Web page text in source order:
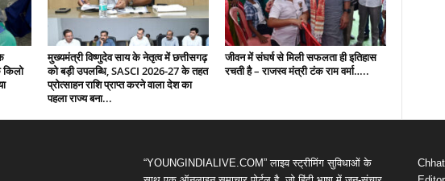
मुख्यमंत्री विष्णुदेव साय के नेतृत्व में छत्तीसगढ़
को बड़ी उपलब्धि, SASCI 2026-27 के तहत
प्रोत्साहन राशि प्राप्त करने वाला देश का
पहला राज्य बना...
जीवन में संघर्ष से मिली सफलता ही इतिहास
रचती है – राजस्व मंत्री टंक राम वर्मा…..
“YOUNGINDIALIVE.COM” लाइव स्ट्रीमिंग सुविधाओं के